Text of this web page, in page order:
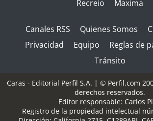
Recreio
Maxima
Canales RSS Quienes Somos
Privacidad
Equipo
Reglas de
Tránsito
Caras - Editorial Perfil S.A. | © Perfil.com
derechos reservados.
Editor responsable: Carlos
Registro de la propiedad intelectual